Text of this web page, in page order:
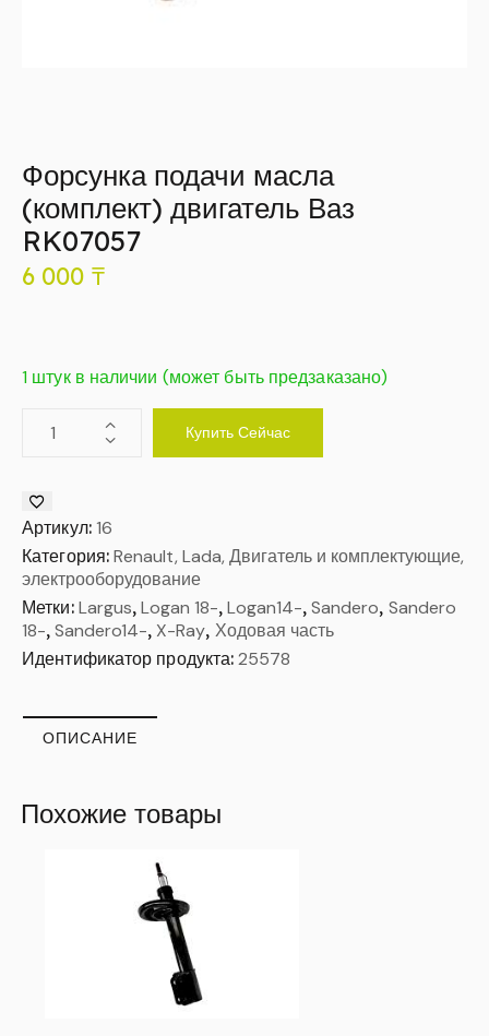
Форсунка подачи масла
(комплект) двигатель Ваз
RK07057
6 000 ₸
1 штук в наличии (может быть предзаказано)
Купить Сейчас
Артикул: 16
Категория:Renault, Lada, Двигатель и комплектующие,
электрооборудование
Метки: Largus, Logan 18-,Logan14-,Sandero, Sandero
18-,Sandero14-, X-Ray, Ходовая часть
Идентификатор продукта:25578
ОПИСАНИЕ
Похожие товары